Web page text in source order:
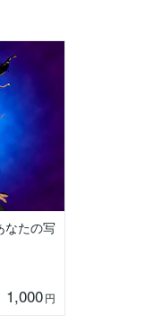
なたの写
1,000円